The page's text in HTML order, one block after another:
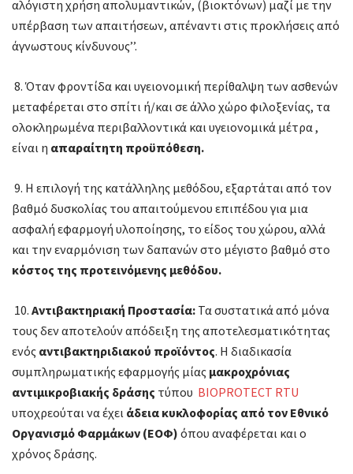
αλόγιστη χρήση απολυμαντικών, (βιοκτόνων) μαζί με την
υπέρβαση των απαιτήσεων, απέναντι στις προκλήσεις από
άγνωστους κίνδυνους’’.
8. Όταν φροντίδα και υγειονομική περίθαλψη των ασθενών
μεταφέρεται στο σπίτι ή/και σε άλλο χώρο φιλοξενίας, τα
ολοκληρωμένα περιβαλλοντικά και υγειονομικά μέτρα ,
είναι η απαραίτητη προϋπόθεση.
9. Η επιλογή της κατάλληλης μεθόδου, εξαρτάται από τον
βαθμό δυσκολίας του απαιτούμενου επιπέδου για μια
ασφαλή εφαρμογή υλοποίησης, το είδος του χώρου, αλλά
και την εναρμόνιση των δαπανών στο μέγιστο βαθμό στο
κόστος της προτεινόμενης μεθόδου.
10. Αντιβακτηριακή Προστασία: Τα συστατικά από μόνα
τους δεν αποτελούν απόδειξη της αποτελεσματικότητας
ενός αντιβακτηριδιακού προϊόντος. Η διαδικασία
συμπληρωματικής εφαρμογής μίας μακροχρόνιας
αντιμικροβιακής δράσης τύπου BIOPROTECT RTU
υποχρεούται να έχει άδεια κυκλοφορίας από τον Εθνικό
Οργανισμό Φαρμάκων (ΕΟΦ) όπου αναφέρεται και ο
χρόνος δράσης.